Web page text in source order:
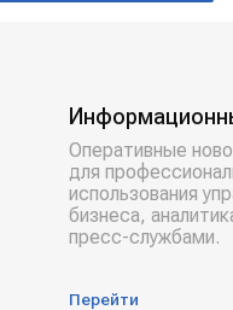
Оперативные
для
использования
бизнеса,
пресс-службами.
Перейти